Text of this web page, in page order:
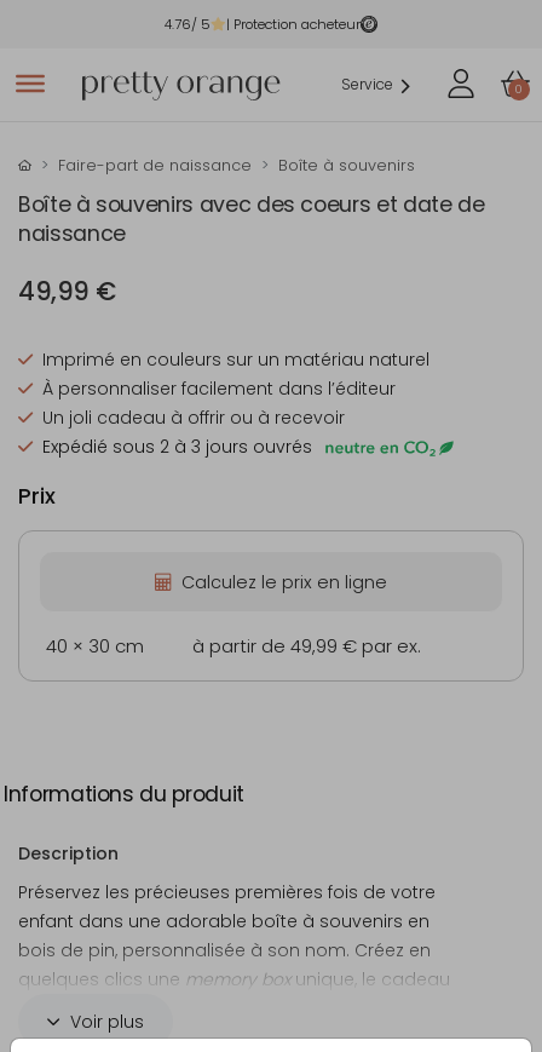
4.76/ 5 | Protection acheteur
Service 0
Faire-part de naissance Boîte à souvenirs
Boîte à souvenirs avec des coeurs et date de
naissance
49,99 €
Imprimé en couleurs sur un matériau naturel
À personnaliser facilement dans l’éditeur
Un joli cadeau à offrir ou à recevoir
Expédié sous 2 à 3 jours ouvrés
Prix
Calculez le prix en ligne
40 × 30 cm à partir de 49,99 € par ex.
Informations du produit
Description
Préservez les précieuses premières fois de votre
enfant dans une adorable boîte à souvenirs en
bois de pin, personnalisée à son nom. Créez en
quelques clics une memory boxunique, le cadeau
idéal pour une naissance ou un premier
anniversaire, afin de garder ses souvenirs intacts et
Voir plus